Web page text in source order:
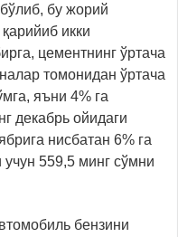
бу жорий
икки
цементнинг ўртача
томонидан ўртача
яъни 4% га
декабрь ойидаги
нисбатан 6% га
учун 559,5 минг сўмни
бензини